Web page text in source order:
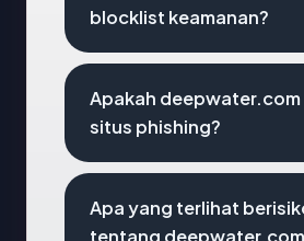
blocklist keamanan?
Apakah deepwater.com
situs phishing?
Apa yang terlihat
tentang